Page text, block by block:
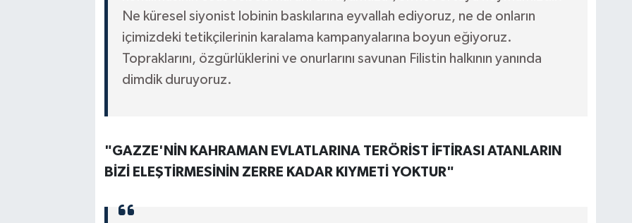
Ne küresel siyonist lobinin baskılarına eyvallah ediyoruz, ne de onların
içimizdeki tetikçilerinin karalama kampanyalarına boyun eğiyoruz.
Topraklarını, özgürlüklerini ve onurlarını savunan Filistin halkının yanında
dimdik duruyoruz.
"GAZZE'NİN KAHRAMAN EVLATLARINA TERÖRİST İFTİRASI ATANLARIN
BİZİ ELEŞTİRMESİNİN ZERRE KADAR KIYMETİ YOKTUR"